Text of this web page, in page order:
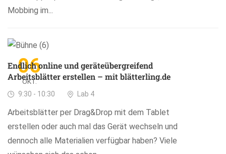
Mobbing im...
06
OKT.
Endlich online und geräteübergreifend
Arbeitsblätter erstellen – mit blätterling.de
9:30 - 10:30 Lab 4
Arbeitsblätter per Drag&Drop mit dem Tablet
erstellen oder auch mal das Gerät wechseln und
dennoch alle Materialien verfügbar haben? Viele